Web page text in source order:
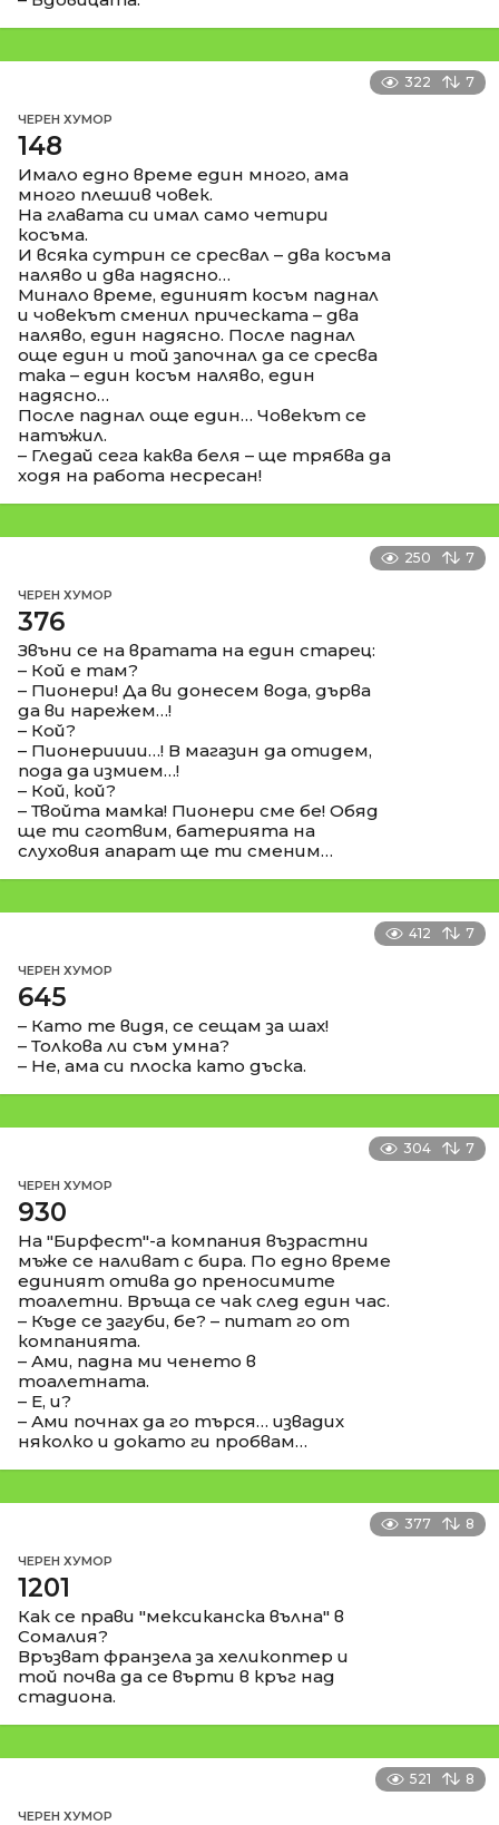
322 7
ЧЕРЕН ХУМОР
148
Имало едно време един много, ама
много плешив човек.
На главата си имал само четири
косъма.
И всяка сутрин се сресвал – два косъма
наляво и два надясно…
Минало време, единият косъм паднал
и човекът сменил прическата – два
наляво, един надясно. После паднал
още един и той започнал да се сресва
така – един косъм наляво, един
надясно…
После паднал още един… Човекът се
натъжил.
– Гледай сега каква беля – ще трябва да
ходя на работа несресан!
250 7
ЧЕРЕН ХУМОР
376
Звъни се на вратата на един старец:
– Кой е там?
– Пионери! Да ви донесем вода, дърва
да ви нарежем…!
– Кой?
– Пионерииии…! В магазин да отидем,
пода да измием…!
– Кой, кой?
– Твойта мамка! Пионери сме бе! Обяд
ще ти сготвим, батерията на
слуховия апарат ще ти сменим…
412 7
ЧЕРЕН ХУМОР
645
– Като те видя, се сещам за шах!
– Толкова ли съм умна?
– Не, ама си плоска като дъска.
304 7
ЧЕРЕН ХУМОР
930
На "Бирфест"-а компания възрастни
мъже се наливат с бира. По едно време
единият отива до преносимите
тоалетни. Връща се чак след един час.
– Къде се загуби, бе? – питат го от
компанията.
– Ами, падна ми ченето в
тоалетната.
– Е, и?
– Ами почнах да го търся… извадих
няколко и докато ги пробвам…
377 8
ЧЕРЕН ХУМОР
1201
Как се прави "мексиканска вълна" в
Сомалия?
Връзват франзела за хеликоптер и
той почва да се върти в кръг над
стадиона.
521 8
ЧЕРЕН ХУМОР